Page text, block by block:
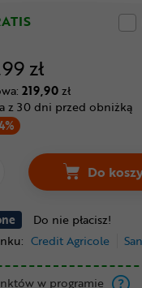
zł
219,90zł
z 30 dni przed obniżką
Do nie płacisz!
Credit Agricole
Do
w programie